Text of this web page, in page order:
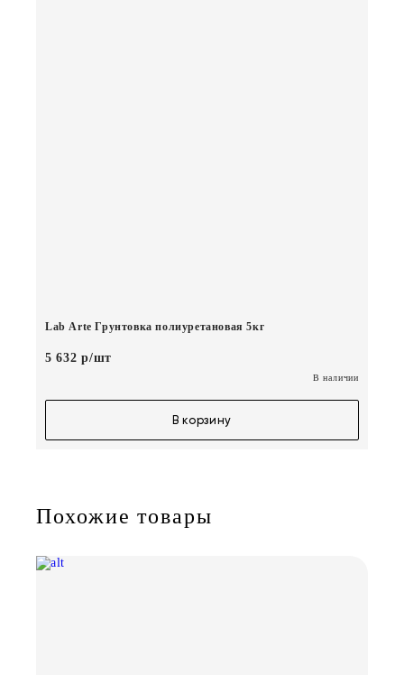
Lab Arte Грунтовка полиуретановая 5кг
5 632 р/шт
В наличии
В корзину
Похожие товары